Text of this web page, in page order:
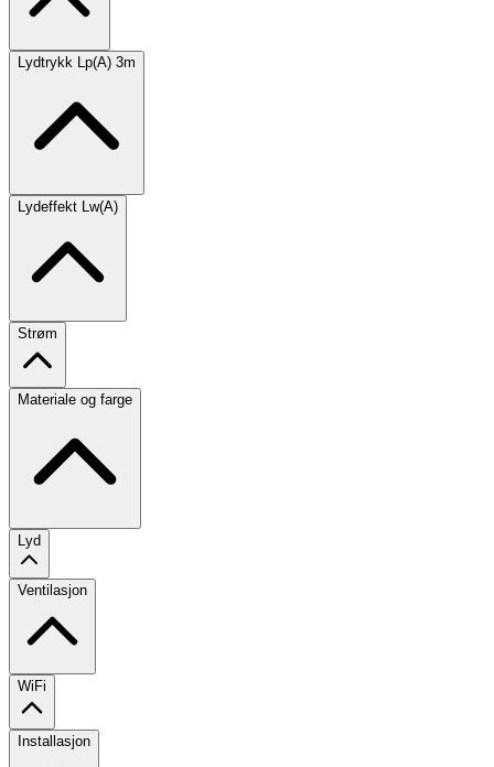
Lydtrykk Lp(A) 3m
Lydeffekt Lw(A)
Strøm
Materiale og farge
Lyd
Ventilasjon
WiFi
Installasjon